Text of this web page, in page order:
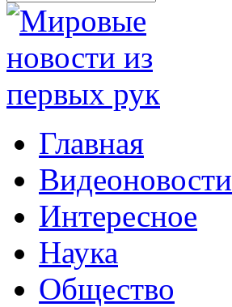
Главная
Видеоновости
Интересное
Наука
Общество